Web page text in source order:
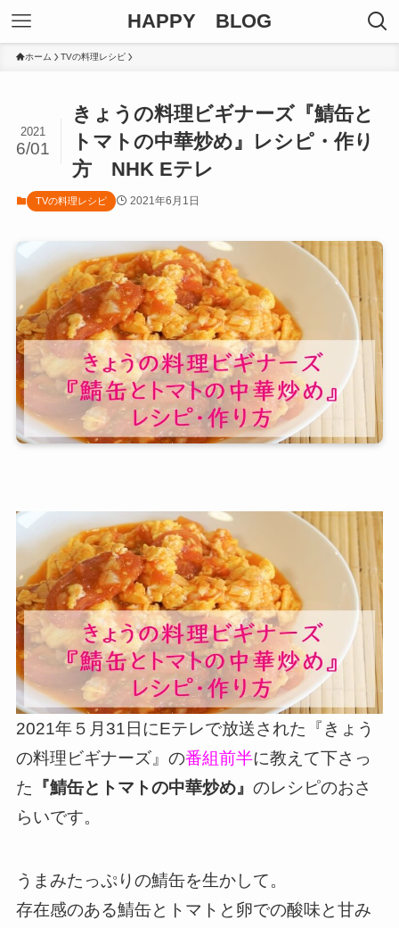
HAPPY BLOG
ホーム TVの料理レシピ
きょうの料理ビギナーズ『鯖缶と
トマトの中華炒め』レシピ・作り
方 NHK Eテレ
2021
6/01
TVの料理レシピ 2021年6月1日
2021年５月31日にEテレで放送された『きょう
の料理ビギナーズ』の番組前半に教えて下さっ
た 『鯖缶とトマトの中華炒め』 のレシピのおさ
らいです。
うまみたっぷりの鯖缶を生かして。
存在感のある鯖缶とトマトと卵での酸味と甘み